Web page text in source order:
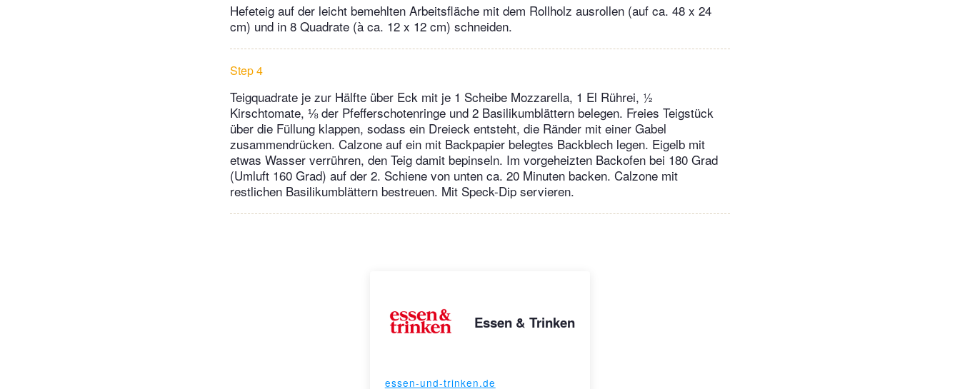
Hefeteig auf der leicht bemehlten Arbeitsfläche mit dem Rollholz ausrollen (auf ca. 48 x 24
cm) und in 8 Quadrate (à ca. 12 x 12 cm) schneiden.
Step 4
Teigquadrate je zur Hälfte über Eck mit je 1 Scheibe Mozzarella, 1 El Rührei, ½
Kirschtomate, ⅛ der Pfefferschotenringe und 2 Basilikumblättern belegen. Freies Teigstück
über die Füllung klappen, sodass ein Dreieck entsteht, die Ränder mit einer Gabel
zusammendrücken. Calzone auf ein mit Backpapier belegtes Backblech legen. Eigelb mit
etwas Wasser verrühren, den Teig damit bepinseln. Im vorgeheizten Backofen bei 180 Grad
(Umluft 160 Grad) auf der 2. Schiene von unten ca. 20 Minuten backen. Calzone mit
restlichen Basilikumblättern bestreuen. Mit Speck-Dip servieren.
Essen & Trinken
essen-und-trinken.de